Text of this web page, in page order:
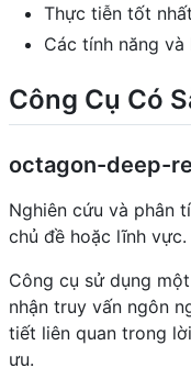
Thực tiễn tốt
Các tính năng và
Công Cụ Có
octagon-deep-
Nghiên cứu và phân
chủ đề hoặc lĩnh vực.
Công cụ sử dụng
nhận truy vấn ngôn
tiết liên quan trong
ưu.